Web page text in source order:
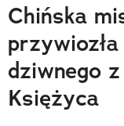
Trendbook
Polecane
Chińska
dziwnego
Księżyca